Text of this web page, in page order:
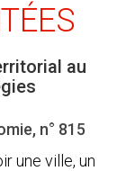
au
n° 815
une ville, un